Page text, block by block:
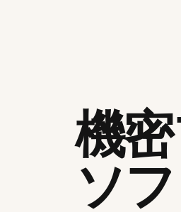
機
ソ